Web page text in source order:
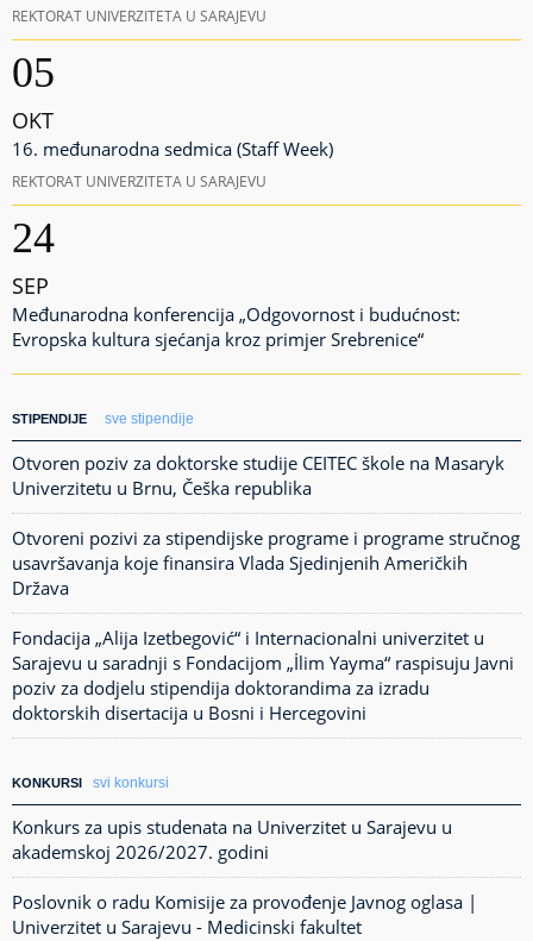
REKTORAT UNIVERZITETA U SARAJEVU
05
OKT
16. međunarodna sedmica (Staff Week)
REKTORAT UNIVERZITETA U SARAJEVU
24
SEP
Međunarodna konferencija „Odgovornost i budućnost:
Evropska kultura sjećanja kroz primjer Srebrenice“
STIPENDIJE sve stipendije
Otvoren poziv za doktorske studije CEITEC škole na Masaryk
Univerzitetu u Brnu, Češka republika
Otvoreni pozivi za stipendijske programe i programe stručnog
usavršavanja koje finansira Vlada Sjedinjenih Američkih
Država
Fondacija „Alija Izetbegović“ i Internacionalni univerzitet u
Sarajevu u saradnji s Fondacijom „İlim Yayma“ raspisuju Javni
poziv za dodjelu stipendija doktorandima za izradu
doktorskih disertacija u Bosni i Hercegovini
KONKURSI svi konkursi
Konkurs za upis studenata na Univerzitet u Sarajevu u
akademskoj 2026/2027. godini
Poslovnik o radu Komisije za provođenje Javnog oglasa |
Univerzitet u Sarajevu - Medicinski fakultet